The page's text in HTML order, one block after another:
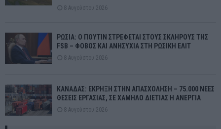
8 Αυγούστου 2026
ΡΩΣΙΑ: Ο ΠΟΥΤΙΝ ΣΤΡΕΦΕΤΑΙ ΣΤΟΥΣ ΣΚΛΗΡΟΥΣ ΤΗΣ
FSB – ΦΟΒΟΣ ΚΑΙ ΑΝΗΣΥΧΙΑ ΣΤΗ ΡΩΣΙΚΗ ΕΛΙΤ
8 Αυγούστου 2026
ΚΑΝΑΔΑΣ: ΕΚΡΗΞΗ ΣΤΗΝ ΑΠΑΣΧΟΛΗΣΗ – 75.000 ΝΕΕΣ
ΘΕΣΕΙΣ ΕΡΓΑΣΙΑΣ, ΣΕ ΧΑΜΗΛΟ ΔΙΕΤΙΑΣ Η ΑΝΕΡΓΙΑ
8 Αυγούστου 2026